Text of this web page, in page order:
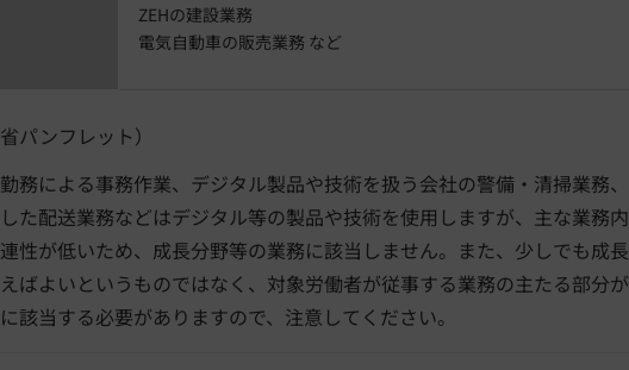
ZEHの建設業務
電気自動車の販売業務 など
パンフレット）
務による事務作業、デジタル製品や技術を扱う会社の警備・清掃業務、
た配送業務などはデジタル等の製品や技術を使用しますが、主な業務内
性が低いため、成長分野等の業務に該当しません。また、少しでも成長
ばよいというものではなく、対象労働者が従事する業務の主たる部分が
該当する必要がありますので、注意してください。